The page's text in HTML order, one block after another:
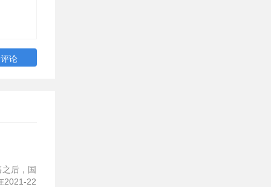
后，国
2021-22